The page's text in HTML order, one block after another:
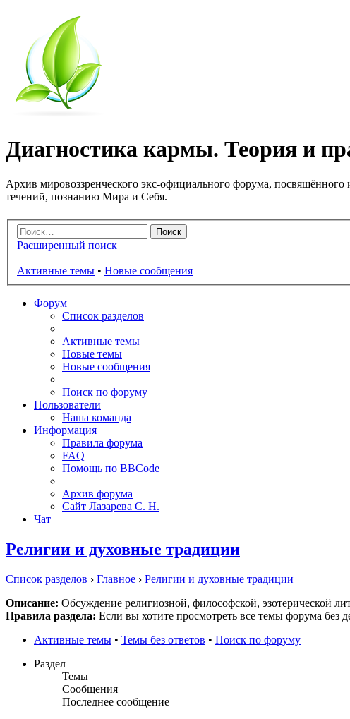
Диагностика кармы. Теория и
Архив мировоззренческого экс-официального форума,
течений, познанию Мира и Себя.
Расширенный поиск
Активные темы • Новые сообщения
Форум
Список разделов
Активные темы
Новые темы
Новые сообщения
Поиск по форуму
Пользователи
Наша команда
Информация
Правила форума
FAQ
Помощь по BBCode
Архив форума
Сайт Лазарева С. Н.
Чат
Религии и духовные традиции
Список разделов › Главное › Религии и духовные традиции
Описание: Обсуждение религиозной, философской, эзотерической
Правила раздела: Если вы хотите просмотреть все темы форума без
Активные темы • Темы без ответов • Поиск по форуму
Раздел
Темы
Сообщения
Последнее сообщение